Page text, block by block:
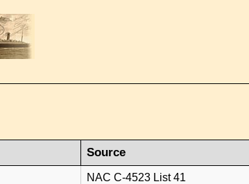
Source
NAC C-4523 List 41